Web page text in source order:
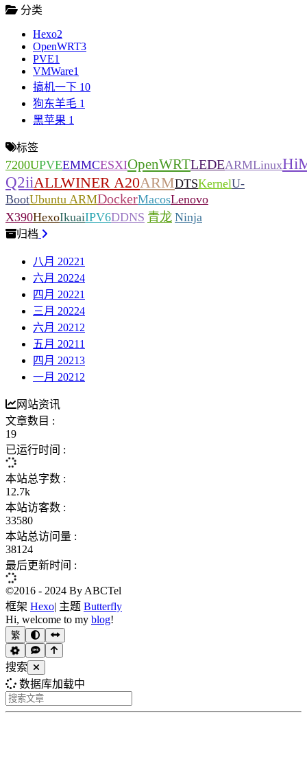
分类
Hexo2
OpenWRT3
PVE1
VMWare1
搞机一下 10
狗东羊毛 1
黑苹果 1
标签
7200UPVEEMMCESXIOpenWRTLEDEARMLinux
Q2iiALLWINER A20ARMDTSKernelU-
BootUbuntu ARMDockerMacosLenovo
X390HexoIkuaiIPV6DDNS 青龙 Ninja
归档
八月 20221
六月 20224
四月 20221
三月 20224
六月 2021 2
五月 2021 1
四月 20213
一月 2021 2
网站资讯
文章数目 :
19
已运行时间 :
本站总字数 :
12.7k
本站访客数 :
33580
本站总访问量 :
38124
最后更新时间 :
©2016 - 2024 By ABCTel
框架 Hexo| 主题 Butterfly
Hi, welcome to my blog!
繁
搜索
数据库加载中